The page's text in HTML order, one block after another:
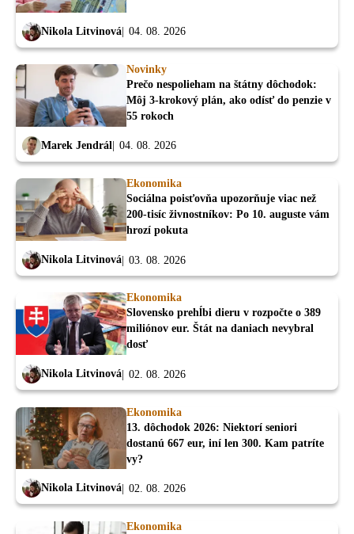
Nikola Litvinová 04. 08. 2026
Novinky
Prečo nespolieham na štátny dôchodok:
Môj 3-krokový plán, ako odísť do penzie v
55 rokoch
Marek Jendrál 04. 08. 2026
Ekonomika
Sociálna poisťovňa upozorňuje viac než
200-tisíc živnostníkov: Po 10. auguste vám
hrozí pokuta
Nikola Litvinová 03. 08. 2026
Ekonomika
Slovensko prehĺbi dieru v rozpočte o 389
miliónov eur. Štát na daniach nevybral
dosť
Nikola Litvinová 02. 08. 2026
Ekonomika
13. dôchodok 2026: Niektorí seniori
dostanú 667 eur, iní len 300. Kam patríte
vy?
Nikola Litvinová 02. 08. 2026
Ekonomika